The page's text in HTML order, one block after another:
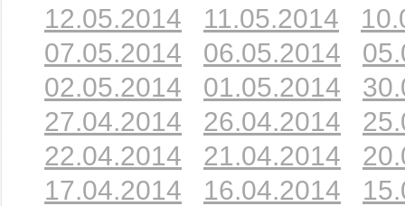
12.05.2014
11.05.2014
07.05.2014
06.05.2014
02.05.2014
01.05.2014
27.04.2014
26.04.2014
22.04.2014
21.04.2014
17.04.2014
16.04.2014